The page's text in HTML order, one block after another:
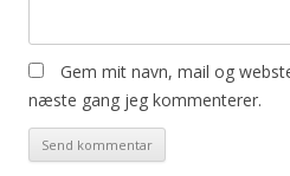
Gem mit navn, mail og
næste gang jeg kommenterer.